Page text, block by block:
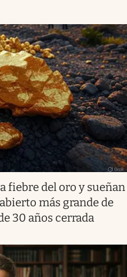
fiebre del oro y sueñan
más grande de
30 años cerrada